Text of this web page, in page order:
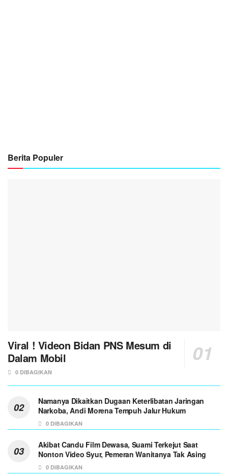
Berita Populer
Viral ! Videon Bidan PNS Mesum di
Dalam Mobil
0 DIBAGIKAN
Namanya Dikaitkan Dugaan Keterlibatan Jaringan
Narkoba, Andi Morena Tempuh Jalur Hukum
0 DIBAGIKAN
Akibat Candu Film Dewasa, Suami Terkejut Saat
Nonton Video Syur, Pemeran Wanitanya Tak Asing
0 DIBAGIKAN